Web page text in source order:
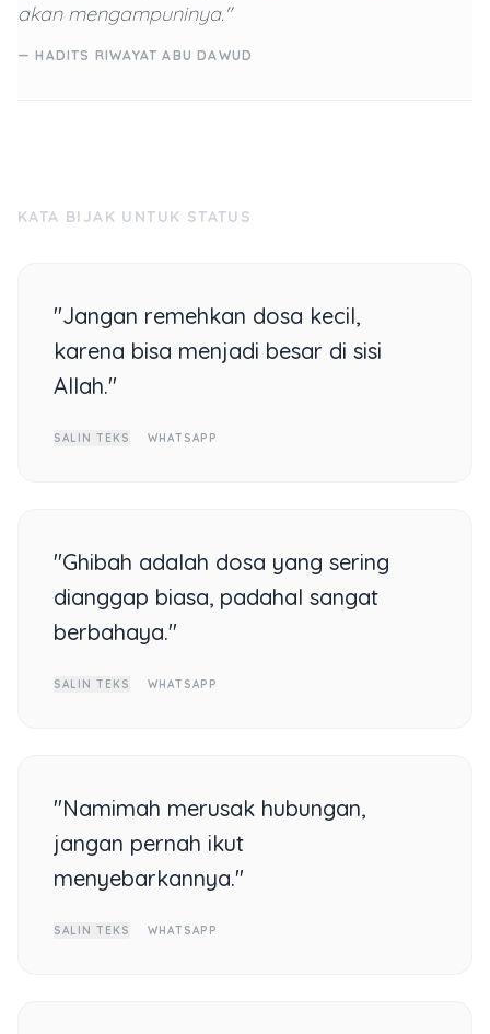
akan mengampuninya."
— HADITS RIWAYAT ABU DAWUD
KATA BIJAK UNTUK STATUS
"Jangan remehkan dosa kecil,
karena bisa menjadi besar di sisi
Allah."
SALIN TEKS WHATSAPP
"Ghibah adalah dosa yang sering
dianggap biasa, padahal sangat
berbahaya."
SALIN TEKS WHATSAPP
"Namimah merusak hubungan,
jangan pernah ikut
menyebarkannya."
SALIN TEKS WHATSAPP